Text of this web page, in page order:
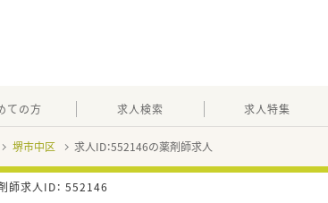
ての方 求人検索 求人特集
堺市中区 求人ID：552146の薬剤師求人
師求人ID： 552146